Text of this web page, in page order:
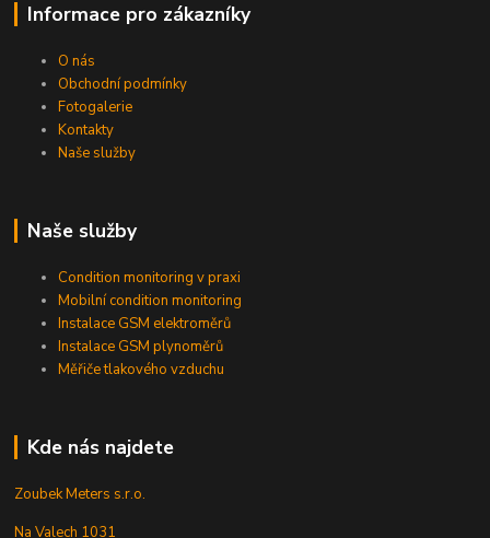
Informace pro zákazníky
O nás
Obchodní podmínky
Fotogalerie
Kontakty
Naše služby
Naše služby
Condition monitoring v praxi
Mobilní condition monitoring
Instalace GSM elektroměrů
Instalace GSM plynoměrů
Měřiče tlakového vzduchu
Kde nás najdete
Zoubek Meters s.r.o.
Na Valech 1031